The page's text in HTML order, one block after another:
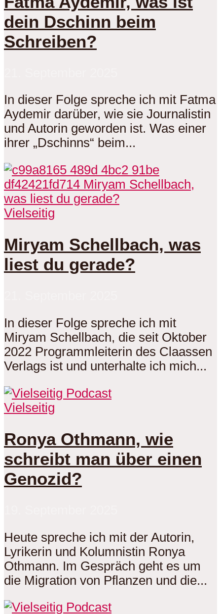
dein Dschinn beim
Schreiben?
In dieser Folge spreche ich mit Fatma
Aydemir darüber, wie sie Journalistin
und Autorin geworden ist. Was einer
ihrer „Dschinns“ beim...
Vielseitig
Miryam Schellbach, was
liest du gerade?
In dieser Folge spreche ich mit
Miryam Schellbach, die seit Oktober
2022 Programmleiterin des Claassen
Verlags ist und unterhalte ich mich...
Vielseitig
Ronya Othmann, wie
schreibt man über einen
Genozid?
Heute spreche ich mit der Autorin,
Lyrikerin und Kolumnistin Ronya
Othmann. Im Gespräch geht es um
die Migration von Pflanzen und die...